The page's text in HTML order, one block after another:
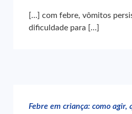
[…] com febre, vômitos
dificuldade para […]
Febre em criança: como agir,